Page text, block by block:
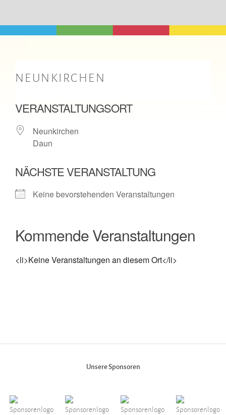
NEUNKIRCHEN
VERANSTALTUNGSORT
Neunkirchen
Daun
NÄCHSTE VERANSTALTUNG
Keine bevorstehenden Veranstaltungen
Kommende Veranstaltungen
<li>Keine Veranstaltungen an diesem Ort</li>
Unsere Sponsoren